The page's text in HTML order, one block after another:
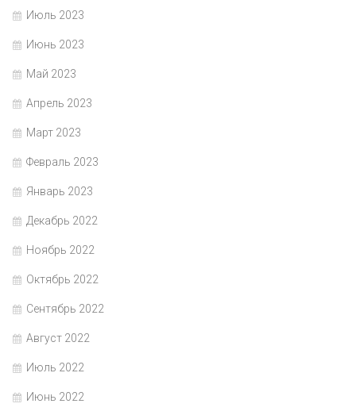
Июль 2023
Июнь 2023
Май 2023
Апрель 2023
Март 2023
Февраль 2023
Январь 2023
Декабрь 2022
Ноябрь 2022
Октябрь 2022
Сентябрь 2022
Август 2022
Июль 2022
Июнь 2022